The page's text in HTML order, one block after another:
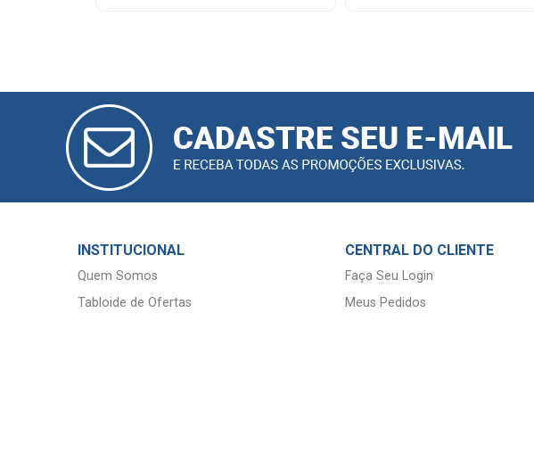
CADASTRAR
E-MAIL
INSTITUCIONAL
Quem Somos
Tabloide de Ofertas
CENTRAL DO CLIENTE
Faça Seu Login
Meus Pedidos